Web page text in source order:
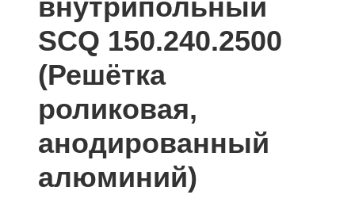
внутрипольный
SCQ 150.240.2500
(Решётка
роликовая,
анодированный
алюминий)